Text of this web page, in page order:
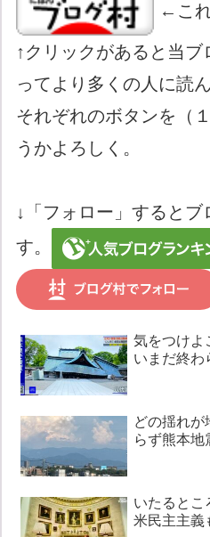
←こ
↑クリックがあると当
ってより多くの人に読
それぞれのボタンを（
うかよろしく。
↓「フォロー」するとブ
す。
気をつけよ
いまだ終わ
どの揺れが
らず熊本地
いたるとこ
米民主主義